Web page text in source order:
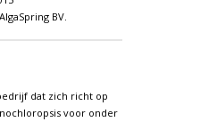
BV.
dat zich richt op
voor onder